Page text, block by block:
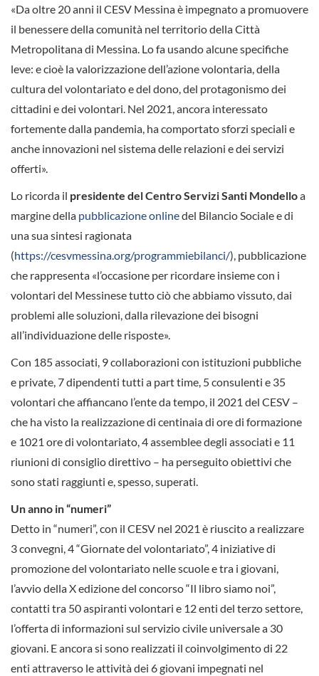
«Da oltre 20 anni il CESV Messina è impegnato a promuovere
il benessere della comunità nel territorio della Città
Metropolitana di Messina. Lo fa usando alcune specifiche
leve: e cioè la valorizzazione dell’azione volontaria, della
cultura del volontariato e del dono, del protagonismo dei
cittadini e dei volontari. Nel 2021, ancora interessato
fortemente dalla pandemia, ha comportato sforzi speciali e
anche innovazioni nel sistema delle relazioni e dei servizi
offerti».
Lo ricorda il presidente del Centro Servizi Santi Mondelloa
margine della pubblicazione onlinedel Bilancio Sociale e di
una sua sintesi ragionata
(https://cesvmessina.org/programmiebilanci/), pubblicazione
che rappresenta «l’occasione per ricordare insieme con i
volontari del Messinese tutto ciò che abbiamo vissuto, dai
problemi alle soluzioni, dalla rilevazione dei bisogni
all’individuazione delle risposte».
Con 185 associati, 9 collaborazioni con istituzioni pubbliche
e private, 7 dipendenti tutti a part time, 5 consulenti e 35
volontari che affiancano l’ente da tempo, il 2021 del CESV –
che ha visto la realizzazione di centinaia di ore di formazione
e 1021 ore di volontariato, 4 assemblee degli associati e 11
riunioni di consiglio direttivo – ha perseguito obiettivi che
sono stati raggiunti e, spesso, superati.
Un anno in “numeri”
Detto in “numeri”, con il CESV nel 2021 è riuscito a realizzare
3 convegni, 4 “Giornate del volontariato”, 4 iniziative di
promozione del volontariato nelle scuole e tra i giovani,
l’avvio della X edizione del concorso “Il libro siamo noi”,
contatti tra 50 aspiranti volontari e 12 enti del terzo settore,
l’offerta di informazioni sul servizio civile universale a 30
giovani. E ancora si sono realizzati il coinvolgimento di 22
enti attraverso le attività dei 6 giovani impegnati nel